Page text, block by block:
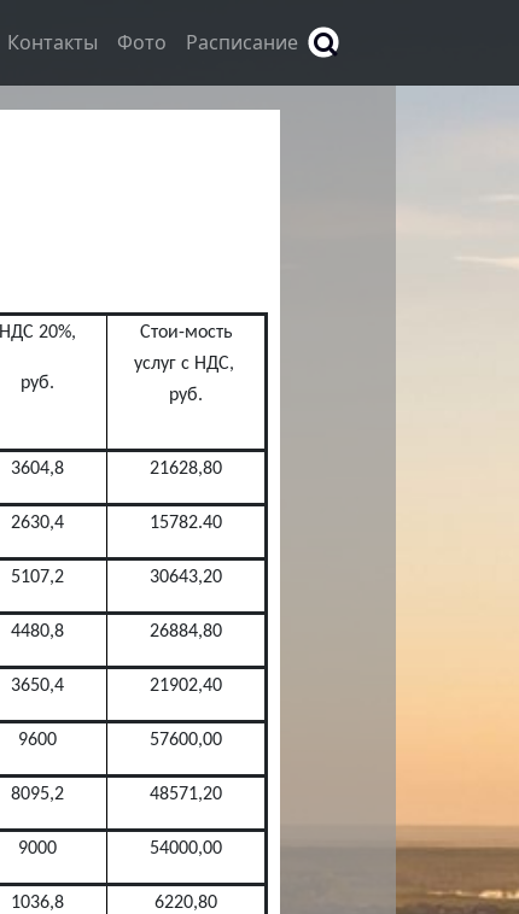
Контакты Фото Расписание
НДС 20%,
руб.
Стои-мость
услуг с НДС,
руб.
3604,8 21628,80
2630,4 15782.40
5107,2 30643,20
4480,8 26884,80
3650,4 21902,40
9600 57600,00
8095,2 48571,20
9000 54000,00
1036,8 6220,80